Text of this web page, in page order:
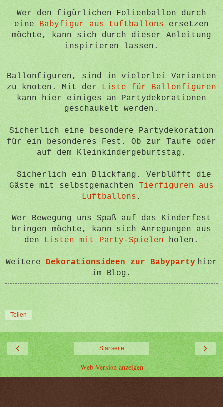
Wer den figürlichen Folienballon durch
eine Babyfigur aus Luftballons ersetzen
möchte, kann sich durch dieser Anleitung
inspirieren lassen.
Ballonfiguren, sind in vielerlei Varianten
zu knoten. Mit der Liste für Ballonfiguren
kann hier einiges an Partydekorationen
geschaukelt werden.
Sicherlich eine besondere Partydekoration
für ein besonderes Fest. Ob zur Taufe oder
auf dem Kleinkindergeburtstag.
Sicherlich ein Blickfang. Verblüfft die
Gäste mit selbstgemachten Tierfiguren aus
Luftballons .
Wer Bewegung uns Spaß auf das Kinderfest
bringen möchte, kann sich Anregungen aus
den Listen mit Party-Spielen holen.
Weitere Dekorationsideen zur Babyparty hier
im Blog.
Teilen
‹ ›
Startseite
Web-Version anzeigen